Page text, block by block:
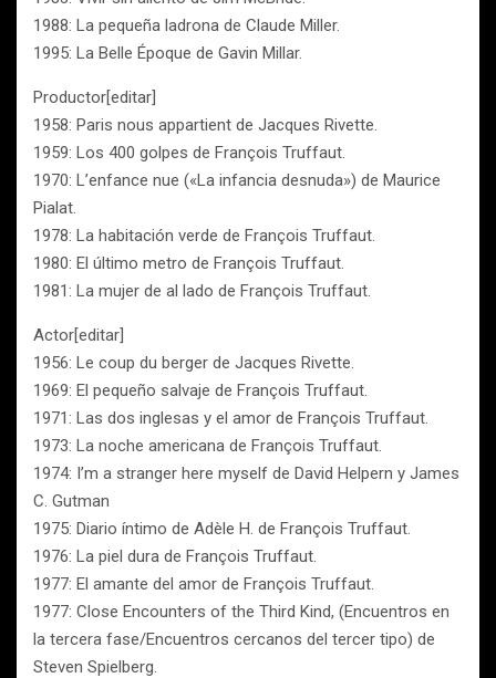
1988: La pequeña ladrona de Claude Miller.
1995: La Belle Époque de Gavin Millar.
Productor[editar]
1958: Paris nous appartient de Jacques Rivette.
1959: Los 400 golpes de François Truffaut.
1970: L’enfance nue («La infancia desnuda») de Maurice
Pialat.
1978: La habitación verde de François Truffaut.
1980: El último metro de François Truffaut.
1981: La mujer de al lado de François Truffaut.
Actor[editar]
1956: Le coup du berger de Jacques Rivette.
1969: El pequeño salvaje de François Truffaut.
1971: Las dos inglesas y el amor de François Truffaut.
1973: La noche americana de François Truffaut.
1974: I’m a stranger here myself de David Helpern y James
C. Gutman
1975: Diario íntimo de Adèle H. de François Truffaut.
1976: La piel dura de François Truffaut.
1977: El amante del amor de François Truffaut.
1977: Close Encounters of the Third Kind, (Encuentros en
la tercera fase/Encuentros cercanos del tercer tipo) de
Steven Spielberg.